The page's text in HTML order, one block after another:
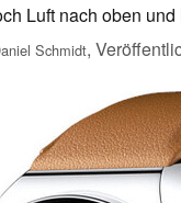
Luft nach oben
Schmidt,